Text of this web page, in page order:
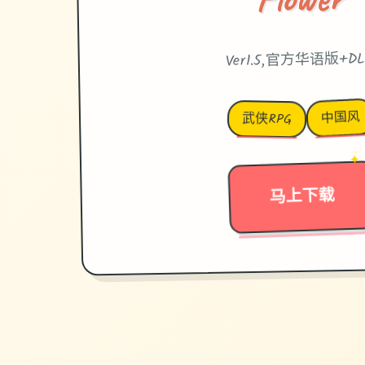
Ver1.5,官方华语版
武侠RPG 中国风
马上下载
→
✦